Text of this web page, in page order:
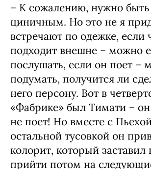
– К сожалению, нужно
циничным. Но это не я
встречают по одежке, если
подходит внешне – можно
послушать, если он поет –
подумать, получится ли
него персону. Вот в
«Фабрике» был Тимати –
не поет! Но вместе с
остальной тусовкой он
колорит, который заставил
прийти потом на